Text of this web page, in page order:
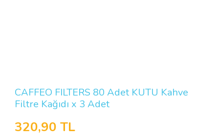
CAFFEO FILTERS 80 Adet KUTU Kahve
Filtre Kağıdı x 3 Adet
320,90 TL